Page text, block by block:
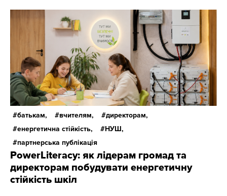
батькам, вчителям,
директорам,
енергетична стійкість,
НУШ,
партнерська публікація
PowerLiteracy: як лідерам громад та
директорам побудувати енергетичну
стійкість шкіл